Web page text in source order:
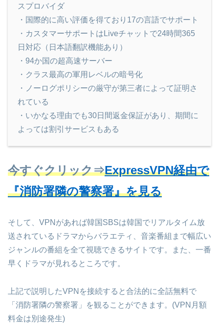
スプロバイダ
・国際的に高い評価を得ており17の言語でサポート
・カスタマーサポートはLiveチャットで24時間365
日対応（日本語翻訳機能あり）
・94か国の超高速サーバー
・クラス最高の軍用レベルの暗号化
・ノーログポリシーの厳守が第三者によって証明さ
れている
・いかなる理由でも30日間返金保証があり、期間に
よっては割引サービスもある
今すぐクリック⇒ExpressVPN経由で
『消防署隣の警察署』を見る
そして、VPNがあれば韓国SBSは韓国でリアルタイム放
送されているドラマからバラエティ、音楽番組まで幅広い
ジャンルの番組を全て視聴できるサイトです。また、一番
早くドラマが見れるところです。
上記で説明したVPNを接続すると合法的に全話無料で
「消防署隣の警察署」を観ることができます。(VPN月額
料金は別途発生)